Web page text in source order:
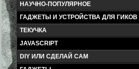
НАУЧНО-ПОПУЛЯРНОЕ
ГАДЖЕТЫ И УСТРОЙСТВА ДЛЯ ГИКОВ
ТЕКУЧКА
JAVASCRIPT
DIY ИЛИ СДЕЛАЙ САМ